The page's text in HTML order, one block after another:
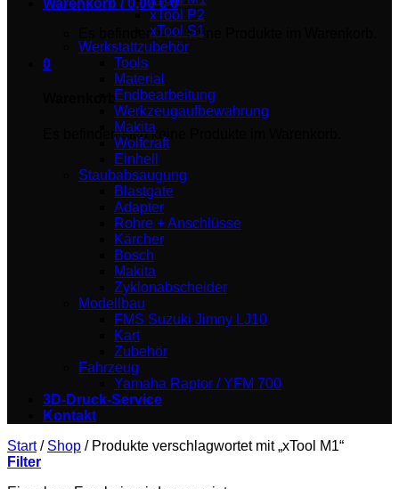
Warenkorb /0,00€ 0
Es befinden sich keine Produkte im Warenkorb.
0
Warenkorb
Es befinden sich keine Produkte im Warenkorb.
xTool P2
xTool S1
Werkstattzubehör
Tools
Material
Endbearbeitung
Werkzeugaufbewahrung
Makita
Wolfcraft
Einhell
Staubabsaugung
Blastgate
Adapter
Rohre + Anschlüsse
Kärcher
Bosch
Makita
Zyklonabscheider
Modellbau
FMS Suzuki Jimny LJ10
Kart
Zubehör
Fahrzeug
Yamaha Raptor / YFM 700
3D-Druck-Service
Kontakt
Start / Shop /Produkte verschlagwortet mit „xTool M1“
Filter